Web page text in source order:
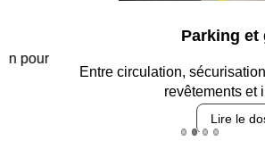
Parking et
Entre circulation, sécurisation des
revêtements et
Lire le dossier